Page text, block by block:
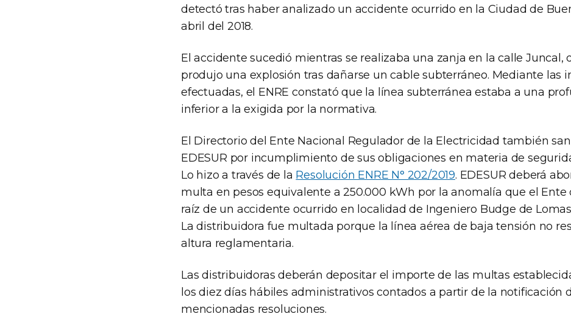
detectó tras haber analizado un accidente ocurrido en la Ciudad de
abril del 2018.
El accidente sucedió mientras se realizaba una zanja en la calle Juncal,
produjo una explosión tras dañarse un cable subterráneo. Mediante las
efectuadas, el ENRE constató que la línea subterránea estaba a una
inferior a la exigida por la normativa.
El Directorio del Ente Nacional Regulador de la Electricidad también
EDESUR por incumplimiento de sus obligaciones en materia de
Lo hizo a través de la Resolución ENRE N° 202/2019. EDESUR deberá
multa en pesos equivalente a 250.000 kWh por la anomalía que el Ente
raíz de un accidente ocurrido en localidad de Ingeniero Budge de
La distribuidora fue multada porque la línea aérea de baja tensión no
altura reglamentaria.
Las distribuidoras deberán depositar el importe de las multas
los diez días hábiles administrativos contados a partir de la notificación
mencionadas resoluciones.